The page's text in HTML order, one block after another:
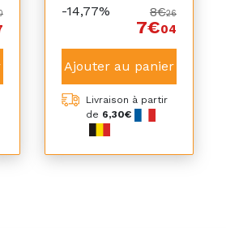
-14,77% 8€26
7€04
Ajouter au panier
Livraison à partir
de 6,30€